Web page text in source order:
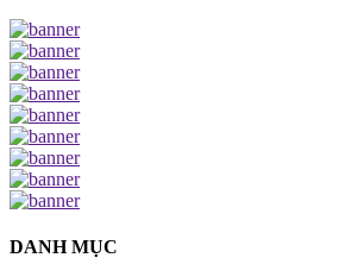
DANH MỤC